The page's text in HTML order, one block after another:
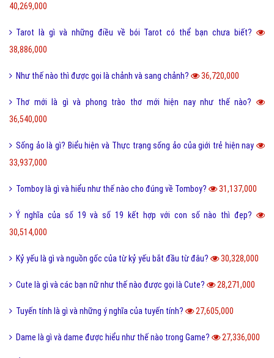
40,269,000
Tarot là gì và những điều về bói Tarot có thể bạn chưa biết?
38,886,000
Như thế nào thì được gọi là chảnh và sang chảnh? 36,720,000
Thơ mới là gì và phong trào thơ mới hiện nay như thế nào?
36,540,000
Sống ảo là gì? Biểu hiện và Thực trạng sống ảo của giới trẻ hiện nay
33,937,000
Tomboy là gì và hiểu như thế nào cho đúng về Tomboy? 31,137,000
Ý nghĩa của số 19 và số 19 kết hợp với con số nào thì đẹp?
30,514,000
Kỷ yếu là gì và nguồn gốc của từ kỷ yếu bắt đầu từ đâu? 30,328,000
Cute là gì và các bạn nữ như thế nào được gọi là Cute? 28,271,000
Tuyến tính là gì và những ý nghĩa của tuyến tính? 27,605,000
Dame là gì và dame được hiểu như thế nào trong Game? 27,336,000